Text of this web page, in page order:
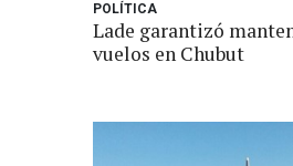
POLÍTICA
Lade garantizó
vuelos en Chubut